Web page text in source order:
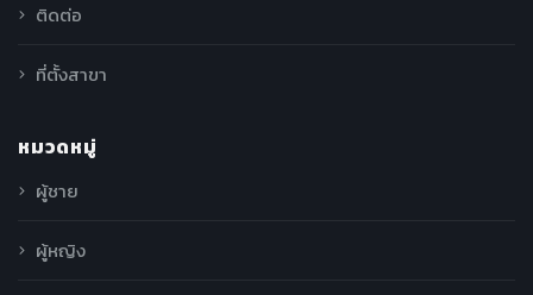
ติดต่อ
ที่ตั้งสาขา
หมวดหมู่
ผู้ชาย
ผู้หญิง